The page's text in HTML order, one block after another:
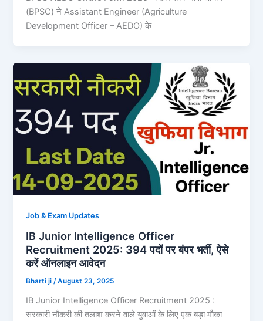
(BPSC) ने Assistant Engineer (Agriculture
Development Officer – AEDO) के
Job & Exam Updates
IB Junior Intelligence Officer
Recruitment 2025: 394 पदों पर बंपर भर्ती, ऐसे
करें ऑनलाइन आवेदन
Bharti ji/August 23, 2025
IB Junior Intelligence Officer Recruitment 2025 :
सरकारी नौकरी की तलाश करने वाले युवाओं के लिए एक बड़ा मौका